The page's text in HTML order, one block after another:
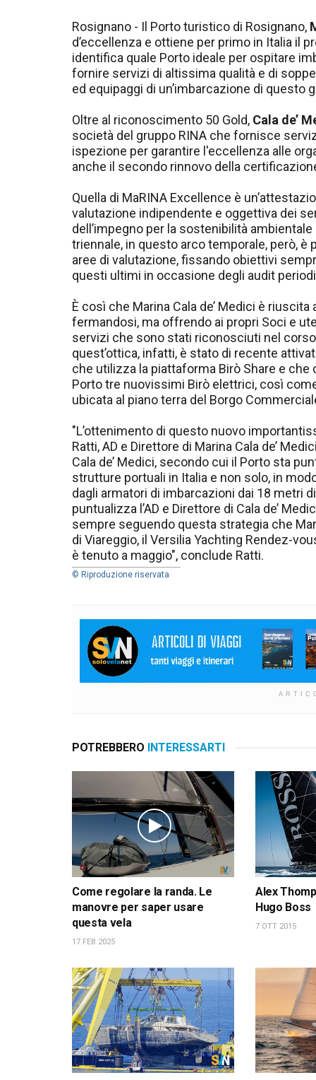
Rosignano - Il Porto turistico di Rosignano,
d’eccellenza e ottiene per primo in Italia il
identifica quale Porto ideale per ospitare
fornire servizi di altissima qualità e di
ed equipaggi di un’imbarcazione di questo
Oltre al riconoscimento 50 Gold, Cala de’
società del gruppo RINA che fornisce
ispezione per garantire l'eccellenza alle
anche il secondo rinnovo della
Quella di MaRINA Excellence è
valutazione indipendente e oggettiva dei
dell’impegno per la sostenibilità
triennale, in questo arco temporale, però,
aree di valutazione, fissando obiettivi
questi ultimi in occasione degli audit
È così che Marina Cala de’ Medici è
fermandosi, ma offrendo ai propri Soci e
servizi che sono stati riconosciuti nel
quest’ottica, infatti, è stato di recente
che utilizza la piattaforma Birò Share e
Porto tre nuovissimi Birò elettrici, così
ubicata al piano terra del Borgo
"L’ottenimento di questo nuovo
Ratti, AD e Direttore di Marina Cala de’
Cala de’ Medici, secondo cui il Porto sta
strutture portuali in Italia e non solo, in
dagli armatori di imbarcazioni dai 18 metri
puntualizza l’AD e Direttore di Cala de’
sempre seguendo questa strategia che
di Viareggio, il Versilia Yachting Rendez-
è tenuto a maggio", conclude Ratti.
© Riproduzione riservata
POTREBBERO INTERESSARTI
Come regolare la randa. Le
manovre per saper usare
questa vela
17 FEB 2025
Alex
Hugo Boss
7 OTT 2015